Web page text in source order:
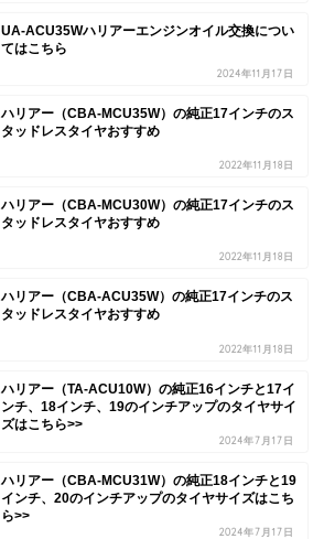
UA-ACU35Wハリアーエンジンオイル交換につい
てはこちら
2024年11月17日
ハリアー（CBA-MCU35W）の純正17インチのス
タッドレスタイヤおすすめ
2022年11月18日
ハリアー（CBA-MCU30W）の純正17インチのス
タッドレスタイヤおすすめ
2022年11月18日
ハリアー（CBA-ACU35W）の純正17インチのス
タッドレスタイヤおすすめ
2022年11月18日
ハリアー（TA-ACU10W）の純正16インチと17イ
ンチ、18インチ、19のインチアップのタイヤサイ
ズはこちら>>
2024年7月17日
ハリアー（CBA-MCU31W）の純正18インチと19
インチ、20のインチアップのタイヤサイズはこち
ら>>
2024年7月17日